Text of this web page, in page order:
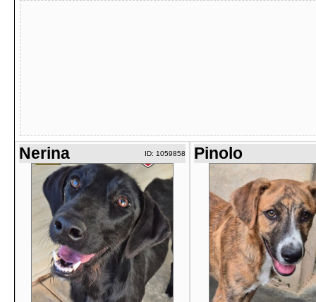
Nerina ID: 1059858 Pinolo